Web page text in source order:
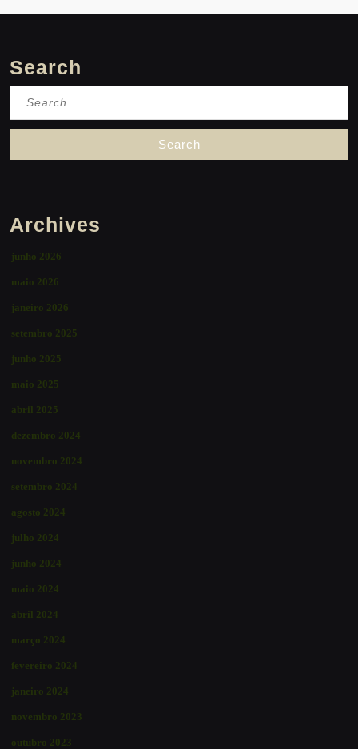
Search
Archives
junho 2026
maio 2026
janeiro 2026
setembro 2025
junho 2025
maio 2025
abril 2025
dezembro 2024
novembro 2024
setembro 2024
agosto 2024
julho 2024
junho 2024
maio 2024
abril 2024
março 2024
fevereiro 2024
janeiro 2024
novembro 2023
outubro 2023